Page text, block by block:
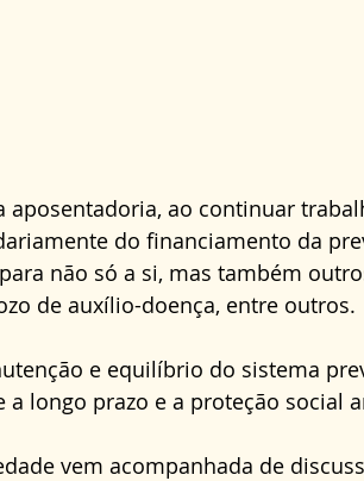
aposentadoria, ao continuar
do financiamento da
não só a si, mas também
de auxílio-doença, entre outros.
e equilíbrio do sistema
longo prazo e a proteção social
vem acompanhada de